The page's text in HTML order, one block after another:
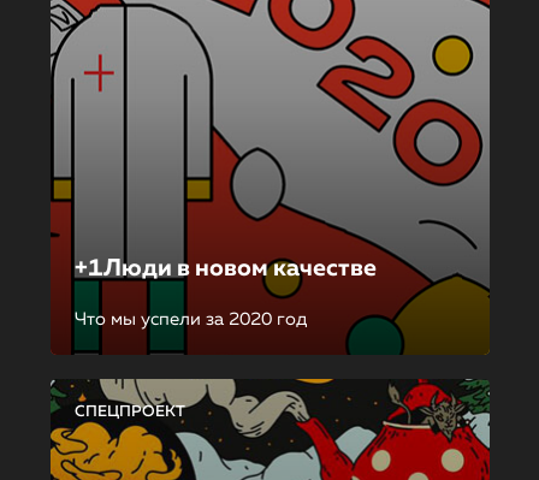
+1Люди в новом качестве
Что мы успели за 2020 год
СПЕЦПРОЕКТ